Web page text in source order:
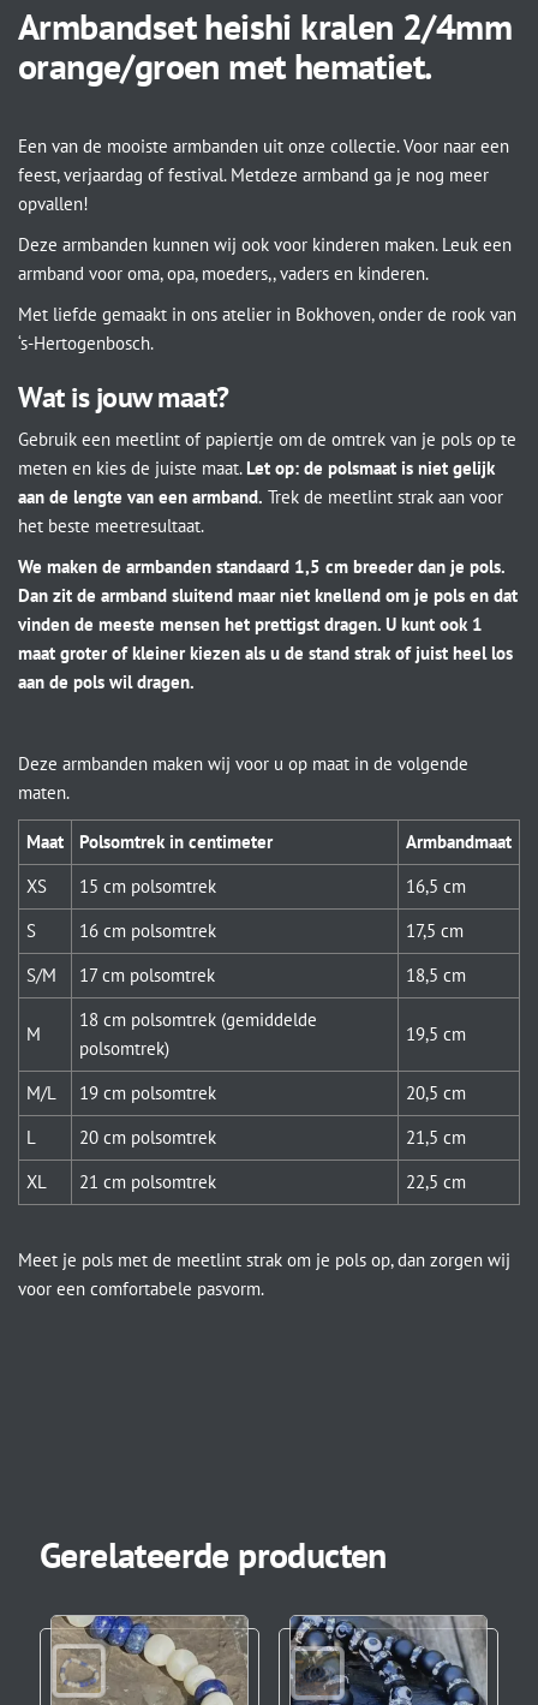
Armbandset heishi kralen 2/4mm
orange/groen met hematiet.
Een van de mooiste armbanden uit onze collectie. Voor naar een
feest, verjaardag of festival. Metdeze armband ga je nog meer
opvallen!
Deze armbanden kunnen wij ook voor kinderen maken. Leuk een
armband voor oma, opa, moeders,, vaders en kinderen.
Met liefde gemaakt in ons atelier in Bokhoven, onder de rook van
‘s-Hertogenbosch.
Wat is jouw maat?
Gebruik een meetlint of papiertje om de omtrek van je pols op te
meten en kies de juiste maat. Let op: de polsmaat is niet gelijk
aan de lengte van een armband. Trek de meetlint strak aan voor
het beste meetresultaat.
We maken de armbanden standaard 1,5 cm breeder dan je pols.
Dan zit de armband sluitend maar niet knellend om je pols en dat
vinden de meeste mensen het prettigst dragen. U kunt ook 1
maat groter of kleiner kiezen als u de stand strak of juist heel los
aan de pols wil dragen.
Deze armbanden maken wij voor u op maat in de volgende
maten.
Maat Polsomtrek in centimeter
Armbandmaat
XS
15 cm polsomtrek
16,5 cm
S
16 cm polsomtrek
17,5 cm
S/M
17 cm polsomtrek 18,5 cm
M
18 cm polsomtrek (gemiddelde
polsomtrek)
19,5 cm
M/L 19 cm polsomtrek
20,5 cm
L
20 cm polsomtrek
21,5 cm
XL
21 cm polsomtrek 22,5 cm
Meet je pols met de meetlint strak om je pols op, dan zorgen wij
voor een comfortabele pasvorm.
Gerelateerde producten